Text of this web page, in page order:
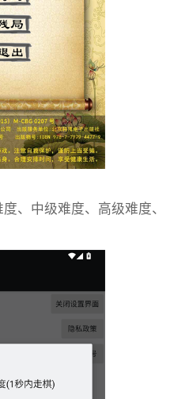
、中级难度、高级难度、